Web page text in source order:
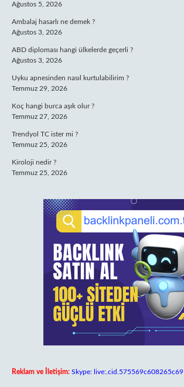
Ağustos 5, 2026
Ambalaj hasarlı ne demek ?
Ağustos 3, 2026
ABD diploması hangi ülkelerde geçerli ?
Ağustos 3, 2026
Uyku apnesinden nasıl kurtulabilirim ?
Temmuz 29, 2026
Koç hangi burca aşık olur ?
Temmuz 27, 2026
Trendyol TC ister mi ?
Temmuz 25, 2026
Kiroloji nedir ?
Temmuz 25, 2026
Reklam ve İletişim: Skype: live:.cid.575569c608265c69